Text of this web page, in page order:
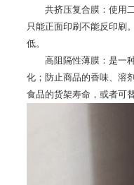
共挤压复合膜：使用二
只能正面印刷不能反印刷
低。
高阻隔性薄膜：是一种
化；防止商品的香味、溶
食品的货架寿命，或者可